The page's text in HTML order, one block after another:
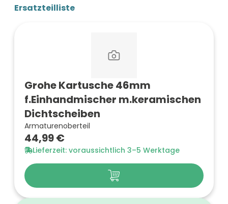
Ersatzteilliste
Grohe Kartusche 46mm
f.Einhandmischer m.keramischen
Dichtscheiben
Armaturenoberteil
44,99 €
Lieferzeit: voraussichtlich 3–5 Werktage